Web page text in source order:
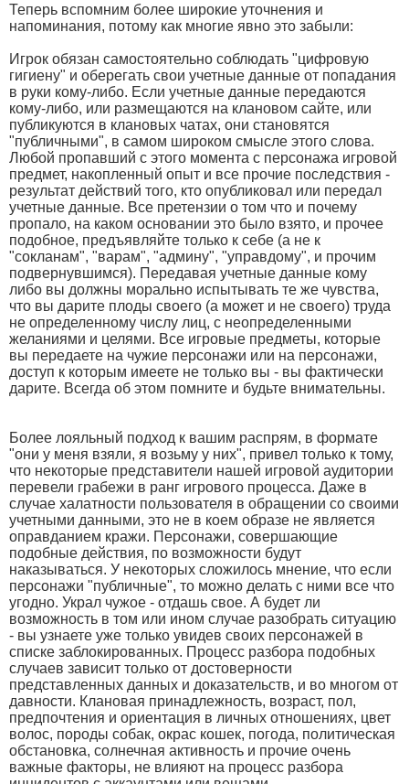
Теперь вспомним более широкие уточнения и
напоминания, потому как многие явно это забыли:
Игрок обязан самостоятельно соблюдать "цифровую
гигиену" и оберегать свои учетные данные от попадания
в руки кому-либо. Если учетные данные передаются
кому-либо, или размещаются на клановом сайте, или
публикуются в клановых чатах, они становятся
"публичными", в самом широком смысле этого слова.
Любой пропавший с этого момента с персонажа игровой
предмет, накопленный опыт и все прочие последствия -
результат действий того, кто опубликовал или передал
учетные данные. Все претензии о том что и почему
пропало, на каком основании это было взято, и прочее
подобное, предъявляйте только к себе (а не к
"сокланам", "варам", "админу", "управдому", и прочим
подвернувшимся). Передавая учетные данные кому
либо вы должны морально испытывать те же чувства,
что вы дарите плоды своего (а может и не своего) труда
не определенному числу лиц, с неопределенными
желаниями и целями. Все игровые предметы, которые
вы передаете на чужие персонажи или на персонажи,
доступ к которым имеете не только вы - вы фактически
дарите. Всегда об этом помните и будьте внимательны.
Более лояльный подход к вашим распрям, в формате
"они у меня взяли, я возьму у них", привел только к тому,
что некоторые представители нашей игровой аудитории
перевели грабежи в ранг игрового процесса. Даже в
случае халатности пользователя в обращении со своими
учетными данными, это не в коем образе не является
оправданием кражи. Персонажи, совершающие
подобные действия, по возможности будут
наказываться. У некоторых сложилось мнение, что если
персонажи "публичные", то можно делать с ними все что
угодно. Украл чужое - отдашь свое. А будет ли
возможность в том или ином случае разобрать ситуацию
- вы узнаете уже только увидев своих персонажей в
списке заблокированных. Процесс разбора подобных
случаев зависит только от достоверности
представленных данных и доказательств, и во многом от
давности. Клановая принадлежность, возраст, пол,
предпочтения и ориентация в личных отношениях, цвет
волос, породы собак, окрас кошек, погода, политическая
обстановка, солнечная активность и прочие очень
важные факторы, не влияют на процесс разбора